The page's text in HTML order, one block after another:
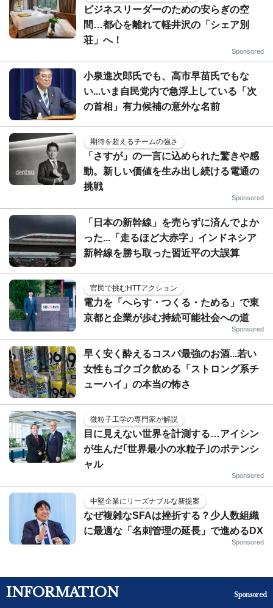
ビジネスリーダーのための安らぎの空
間…都心を離れて軽井沢の「シェア別
荘」へ！
Sponsored
小泉進次郎氏でも、高市早苗氏でもな
い...いま自民党内で急浮上している「次
の首相」有力候補の意外な名前
期待を超えるチームの強さ
「さすが」の一言に込められた驚きや感
動。新しい価値を生み出し続ける電通の
挑戦
Sponsored
「日本の新幹線」を売らずに済んでよか
った...「走るほど大赤字」インドネシア
新幹線を勝ち取った習近平の大誤算
官民で挑むHTTアクション
電力を「へらす・つくる・ためる」で東
京都と企業が歩む持続可能社会への道
Sponsored
早く安く酔えるコスパ最強のお酒...若い
女性もゴクゴク飲める「ストロング系チ
ューハイ」の本当の怖さ
微粒子工学の専門家が解説
目に見えない世界を計測する…アイシン
が生んだ｢世界最小の水粒子｣のポテンシ
ャル
Sponsored
中堅企業にリーズナブルな新提案
なぜ複雑なSFAは挫折する？少人数組織
に最適な「名刺管理の延長」で進めるDX
Sponsored
INFORMATION Sponsored